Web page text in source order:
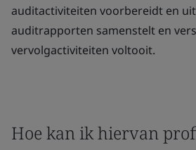
auditactiviteiten voorbereidt en
auditrapporten samenstelt en
vervolgactiviteiten voltooit.
Hoe kan ik hiervan